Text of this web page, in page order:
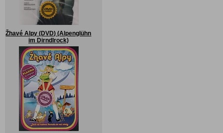
Žhavé Alpy (DVD) (Alpenglühn
im Dirndlrock)